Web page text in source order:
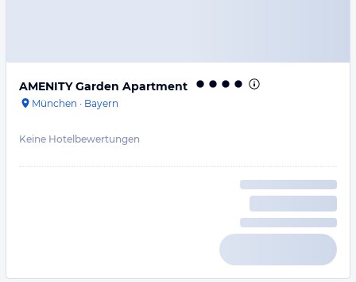
AMENITY Garden Apartment
München · Bayern
Keine Hotelbewertungen